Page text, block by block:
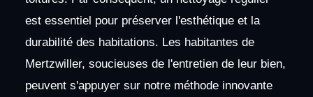
est essentiel pour préserver l'esthétique et la
durabilité des habitations. Les habitantes de
Mertzwiller, soucieuses de l'entretien de leur bien,
peuvent s'appuyer sur notre méthode innovante